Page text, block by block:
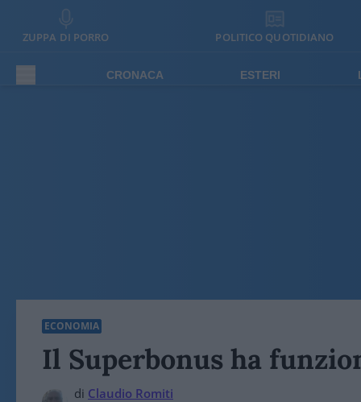
ZUPPA DI PORRO POLITICO QUOTIDIANO
CRONACA ESTERI
ECONOMIA
Il Superbonus ha
di Claudio Romiti